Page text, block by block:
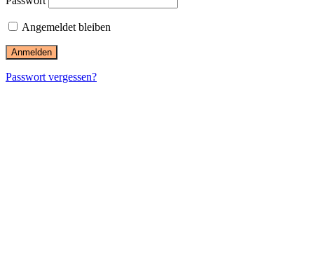
Angemeldet bleiben
Passwort vergessen?